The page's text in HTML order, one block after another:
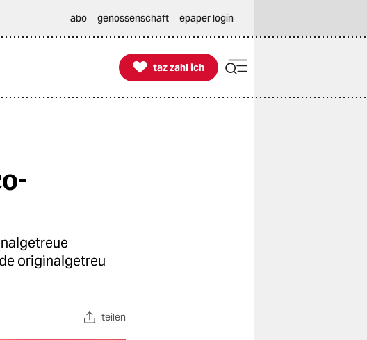
abo genossenschaft epaper login

taz zahl ich
taz zahl ich
originalgetreu
teilen